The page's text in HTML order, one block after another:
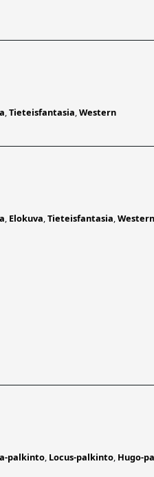
,Tieteisfantasia,Western
, Elokuva,Tieteisfantasia,Western
palkinto, Locus-palkinto, Hugo-